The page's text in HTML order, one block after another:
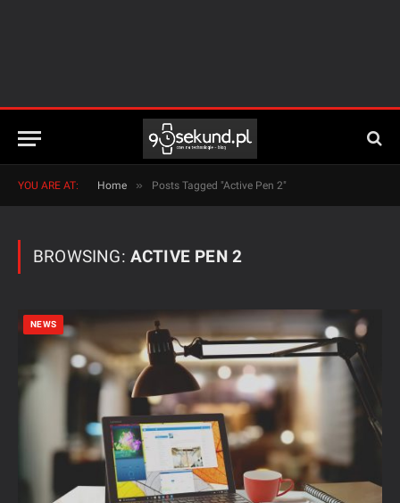
YOU ARE AT: Home » Posts Tagged "Active Pen 2"
BROWSING: ACTIVE PEN 2
NEWS